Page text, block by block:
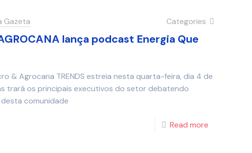
Gazeta Categories
lança podcast Energia Que
& Agrocana TRENDS estreia nesta quarta-feira, dia 4 de
trará os principais executivos do setor debatendo
comunidade
Read more